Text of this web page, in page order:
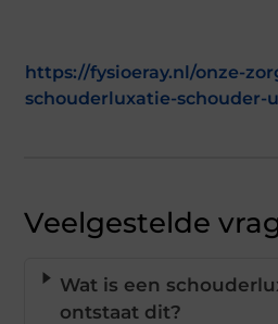
https://fysioeray.nl/onze-
schouderluxatie-schouder-
Veelgestelde
Wat is een
ontstaat dit?